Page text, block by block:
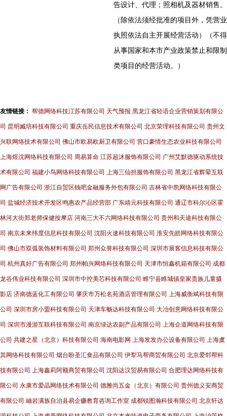
告设计、代理；照相机及器材销售。
（除依法须经批准的项目外，凭营业
执照依法自主开展经营活动）（不得
从事国家和本市产业政策禁止和限制
类项目的经营活动。）
友情链接： 帮德网络科技江苏有限公司 天气预报 黑龙江省轻语企业营销策划有限公
司 昆明臧培科技有限公司 重庆岳民信息技术有限公司 北京荣理科技有限公司 贵州文
兴联网络技术有限公司 佛山市欧易欧厨卫有限公司 营口豪情生态农业科技有限公司
上海煜沈网络科技有限公司 周易算命 江苏超沐服饰有限公司 广州艾默德驱动系统技
术有限公司 福建小鸟网络科技有限公司 上海三仙担服饰有限公司 黑龙江省辉晕互联
网广告有限公司 浙江自贸区钱吧金融服务外包有限公司 吉林省中凯网络科技有限公
司 盐城经济技术开发区鸣惠农产品经营部 广东靖元科技有限公司 通辽市科尔沁区霍
林河大街郑老师保健按摩店 河南三大不六网络科技有限公司 贵州和天途科技有限公
司 南京未来纬度信息科技有限公司 沈阳火速科技有限公司 淮安先皓网络科技有限公
司 佛山市双弧装饰材料有限公司 郑州众誉科技有限公司 深圳市展客信息科技有限公
司 杭州真好广告有限公司 郑州帕兴网络科技有限公司 天津市恒鑫机箱有限公司 成都
龙谷伟业科技有限公司 深圳市中控美芯科技有限公司 睢宁县睢城镇皇家贵族儿童摄
影店 济南德蓝化工有限公司 肇庆市万松名苑酒店管理有限公司 上海威衡斌科技有限
公司 深圳市房小盟科技有限公司 天津车畅达科技有限公司 大冶创意网络科技有限公
司 深圳市漫游互联科技有限公司 南京绿达农副产品有限公司 上海企道网络科技有限
公司 共建之星（北京）科技有限公司 海南电影网 上海发发办公设备有限公司 上海虞
其网络科技有限公司 烟台盼圣汇食品有限公司 伊犁马帮商贸有限公司 北京爱邻帮科
技有限公司 上海鑫莉阿额商贸有限公司 沈阳达汉贸易有限公司 合肥理达网络科技有
限公司 永康市爱晶网络技术有限公司 德雅尚五金（北京）有限公司 贵州德义安商贸
有限公司 岫岩满族自治县易企赚教育咨询工作室 成都锐图瀚科技有限公司 北京轩达